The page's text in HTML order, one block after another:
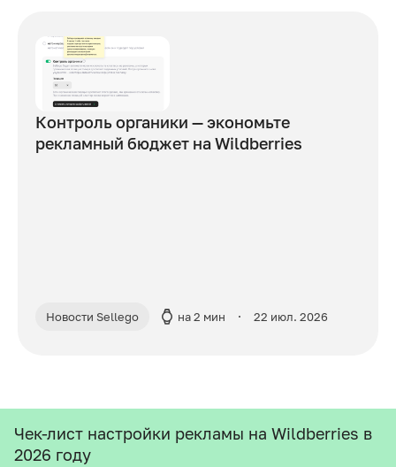
Контроль органики — экономьте
рекламный бюджет на Wildberries
Новости Sellego на 2 мин 22 июл. 2026
Чек-лист настройки рекламы на Wildberries в
2026 году